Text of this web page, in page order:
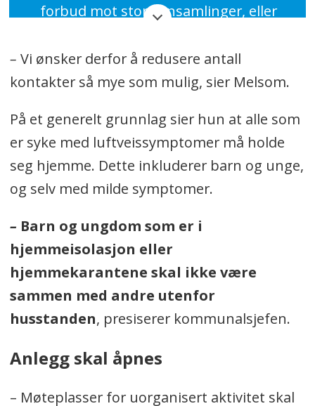
forbud mot store ansamlinger, eller
av møteplasser vil en normal bot
være på 20.000 kroner, subsidiært
For å være på hytta
i annen
kommune fastsettes boten normalt
til
15.000 kroner, subsidiært
fengsel i 10 dager
Det har Riksadvokaten bestemt i
rundskrivmed nye rettningslinjer
som ble sendt til politiet og
påtalemyndighetene mandag 16.
mars.
– Vi ønsker derfor å redusere antall
kontakter så mye som mulig, sier Melsom.
På et generelt grunnlag sier hun at alle som
er syke med luftveissymptomer må holde
seg hjemme. Dette inkluderer barn og unge,
og selv med milde symptomer.
– Barn og ungdom som er i
hjemmeisolasjon eller
hjemmekarantene skal ikke være
sammen med andre utenfor
husstanden, presiserer kommunalsjefen.
Anlegg skal åpnes
– Møteplasser for uorganisert aktivitet skal